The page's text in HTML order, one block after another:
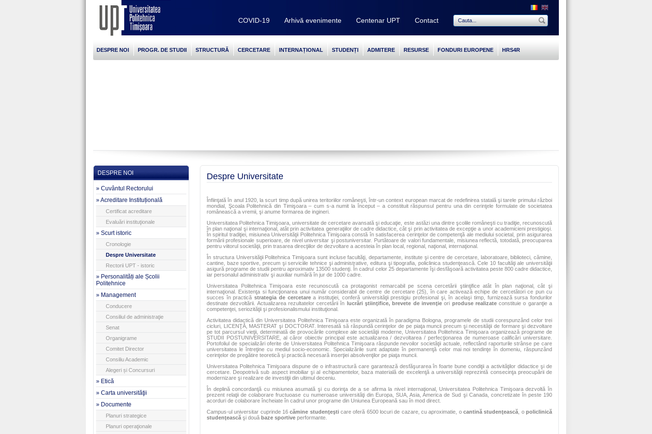
Contact
Centenar UPT
Arhivă evenimente
COVID-19
DESPRE NOI PROGR. DE STUDII STRUCTURĂ CERCETARE INTERNAȚIONAL STUDENȚI ADMITERE RESURSE FONDURI EUROPENE HRS4R
DESPRE NOI
» Cuvântul Rectorului
» Acreditare Instituțională
Certificat acreditare
Evaluări instituţionale
» Scurt istoric
Cronologie
Despre Universitate
Rectorii UPT - istoric
» Personalități ale Școlii
Politehnice
» Management
Conducere
Consiliul de administraţie
Senat
Organigrame
Comitet Director
Consiliu Academic
Alegeri și Concursuri
» Etică
» Carta universităţii
» Documente
Planuri strategice
Planuri operaţionale
Despre Universitate
Înfiinţată în anul 1920, la scurt timp după unirea teritoriilor româneşti, într-un context european marcat de redefinirea statală şi tarele primului război
mondial, Şcoala Politehnică din Timişoara – cum s-a numit la început – a constituit răspunsul pentru una din cerinţele formulate de societatea
românească a vremii, şi anume formarea de ingineri.
Universitatea Politehnica Timişoara, universitate de cercetare avansată şi educaţie, este astăzi una dintre şcolile româneşti cu tradiţie, recunoscută
în plan naţional şi internaţional, atât prin activitatea generaţiilor de cadre didactice, cât şi prin activitatea de excepţie a unor academicieni prestigioşi.
În spiritul tradiţiei, misiunea Universităţii Politehnica Timişoara constă în satisfacerea cerinţelor de competenţă ale mediului societal, prin asigurarea
formării profesionale superioare, de nivel universitar şi postuniversitar. Purtătoare de valori fundamentale, misiunea reflectă, totodată, preocuparea
pentru viitorul societăţii, prin trasarea direcţiilor de dezvoltare a acesteia în plan local, regional, naţional, internaţional.
În structura Universităţii Politehnica Timişoara sunt incluse facultăţi, departamente, institute şi centre de cercetare, laboratoare, biblioteci, cămine,
cantine, baze sportive, precum şi serviciile tehnice şi administrative, editura şi tipografia, policlinica studenţească. Cele 10 facultăţi ale universităţii
asigură programe de studii pentru aproximativ 13500 studenţi. În cadrul celor 25 departamente îşi desfăşoară activitatea peste 800 cadre didactice,
iar personalul administrativ şi auxiliar numără în jur de 1000 cadre.
Universitatea Politehnica Timişoara este recunoscută ca protagonist remarcabil pe scena cercetării ştiinţifice atât în plan naţional, cât şi
internaţional. Existenţa si funcţionarea unui număr considerabil de centre de cercetare (25), în care activează echipe de cercetători ce pun cu
succes în practicăstrategia de cercetarea instituţiei, conferă universităţii prestigiu profesional şi, în acelaşi timp, furnizează sursa fondurilor
destinate dezvoltării. Actualizarea rezultatelor cercetării în lucrări ştiinţifice, brevete de invenţieori produse realizateconstituie o garanţie a
competenţei, seriozităţii şi profesionalismului instituţional.
Activitatea didactică din Universitatea Politehnica Timişoara este organizată în paradigma Bologna, programele de studii corespunzând celor trei
cicluri, LICENŢĂ, MASTERAT şi DOCTORAT. Interesată să răspundă cerinţelor de pe piaţa muncii precum şi necesităţii de formare şi dezvoltare
pe tot parcursul vieţii, determinată de provocările complexe ale societăţii moderne, Universitatea Politehnica Timişoara organizează programe de
STUDII POSTUNIVERSITARE, al căror obiectiv principal este actualizarea / dezvoltarea / perfecţionarea de numeroase calificări universitare.
Portofoliul de specializări oferite de Universitatea Politehnica Timişoara răspunde nevoilor societăţii actuale, reflectând raporturile strânse pe care
universitatea le întreţine cu mediul socio-economic. Specializările sunt adaptate în permanenţă celor mai noi tendinţe în domeniu, răspunzând
cerinţelor de pregătire teoretică şi practică necesară inserţiei absolvenţilor pe piaţa muncii.
Universitatea Politehnica Timişoara dispune de o infrastructură care garantează desfăşurarea în foarte bune condiţii a activităţilor didactice şi de
cercetare. Deopotrivă sub aspect imobiliar şi al echipamentelor, baza materială de excelenţă a universităţii reprezintă consecinţa preocupării de
modernizare şi realizare de investiţii din ultimul deceniu.
În deplină concordanţă cu misiunea asumată şi cu dorinţa de a se afirma la nivel internaţional, Universitatea Politehnica Timişoara dezvoltă în
prezent relaţii de colaborare fructuoase cu numeroase universităţi din Europa, SUA, Asia, America de Sud şi Canada, concretizate în peste 190
acorduri de colaborare încheiate în cadrul unor programe din Uniunea Europeană sau în mod direct.
Campus-ul universitar cuprinde 16cămine studenţeşticare oferă 6500 locuri de cazare, cu aproximatie, ocantină studenţească , opoliclinică
studenţească şi două baze sportive performante.